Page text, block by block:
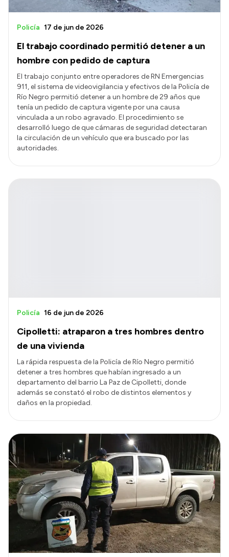
El trabajo coordinado permitió detener a un
hombre con pedido de captura
Policía 17 de jun de 2026
El trabajo conjunto entre operadores de RN Emergencias
911, el sistema de videovigilancia y efectivos de la Policía de
Río Negro permitió detener a un hombre de 29 años que
tenía un pedido de captura vigente por una causa
vinculada a un robo agravado. El procedimiento se
desarrolló luego de que cámaras de seguridad detectaran
la circulación de un vehículo que era buscado por las
autoridades.
Cipolletti: atraparon a tres hombres dentro
de una vivienda
Policía 16 de jun de 2026
La rápida respuesta de la Policía de Río Negro permitió
detener a tres hombres que habían ingresado a un
departamento del barrio La Paz de Cipolletti, donde
además se constató el robo de distintos elementos y
daños en la propiedad.